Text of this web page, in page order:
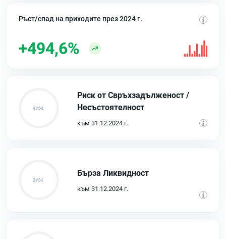
Ръст/спад на приходите през 2024 г.
+494,6%
Риск от Свръхзадълженост /
Несъстоятелност
към 31.12.2024 г.
Бърза Ликвидност
към 31.12.2024 г.